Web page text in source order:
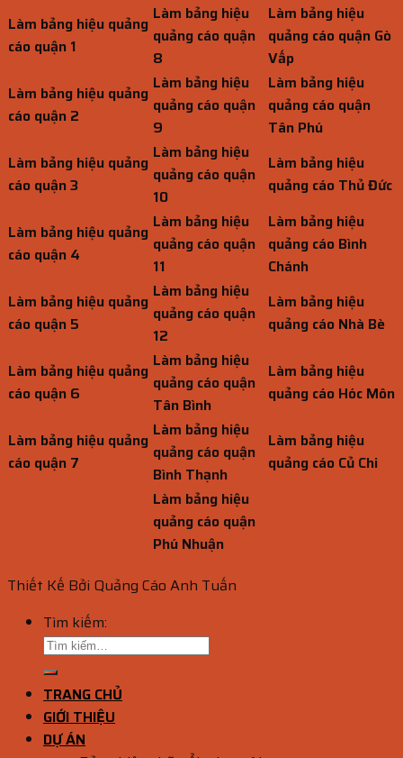
Làm bảng hiệu quảng
cáo quận 1
Làm bảng hiệu
quảng cáo quận
8
Làm bảng hiệu
quảng cáo quận Gò
Vấp
Làm bảng hiệu quảng
cáo quận 2
Làm bảng hiệu
quảng cáo quận
9
Làm bảng hiệu
quảng cáo quận
Tân Phú
Làm bảng hiệu quảng
cáo quận 3
Làm bảng hiệu
quảng cáo quận
10
Làm bảng hiệu
quảng cáo Thủ Đức
Làm bảng hiệu quảng
cáo quận 4
Làm bảng hiệu
quảng cáo quận
11
Làm bảng hiệu
quảng cáo Bình
Chánh
Làm bảng hiệu quảng
cáo quận 5
Làm bảng hiệu
quảng cáo quận
12
Làm bảng hiệu
quảng cáo Nhà Bè
Làm bảng hiệu quảng
cáo quận 6
Làm bảng hiệu
quảng cáo quận
Tân Bình
Làm bảng hiệu
quảng cáo Hóc Môn
Làm bảng hiệu quảng
cáo quận 7
Làm bảng hiệu
quảng cáo quận
Bình Thạnh
Làm bảng hiệu
quảng cáo Củ Chi
Làm bảng hiệu
quảng cáo quận
Phú Nhuận
Thiết Kế Bởi Quảng Cáo Anh Tuấn
Tìm kiếm:
TRANG CHỦ
GIỚI THIỆU
DỰ ÁN